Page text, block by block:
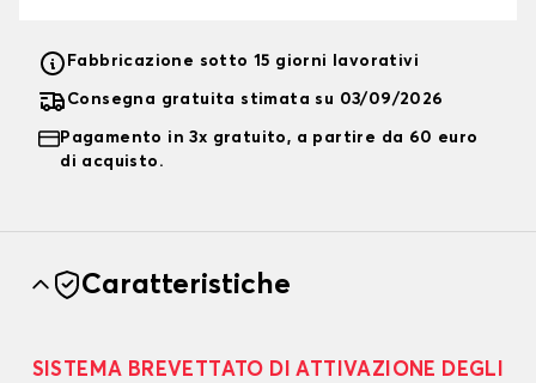
Fabbricazione sotto 15 giorni lavorativi
Consegna gratuita stimata su 03/09/2026
Pagamento in 3x gratuito, a partire da 60 euro
di acquisto.
Caratteristiche
SISTEMA BREVETTATO DI ATTIVAZIONE DEGLI